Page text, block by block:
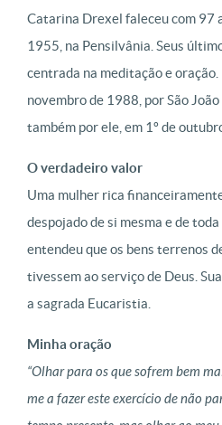
Catarina Drexel faleceu com 97
1955, na Pensilvânia. Seus
centrada na meditação e oração.
novembro de 1988, por São João
também por ele, em 1º de
O verdadeiro valor
Uma mulher rica
despojado de si mesma e de
entendeu que os bens terrenos
tivessem ao serviço de Deus.
a sagrada Eucaristia.
Minha oração
“Olhar para os que sofrem bem
me a fazer este exercício de não